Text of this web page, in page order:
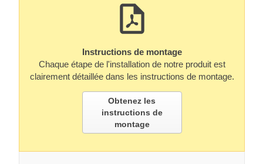
Instructions de montage
Chaque étape de l'installation de notre produit est
clairement détaillée dans les instructions de montage.
Obtenez les
instructions de
montage